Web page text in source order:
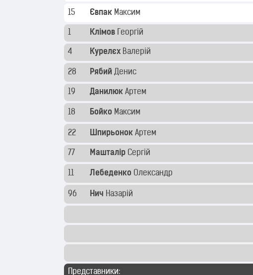
15 Євпак Максим
1 Клімов Георгій
4 Курелєх Валерій
28 Рябий Денис
19 Данилюк Артем
18 Бойко Максим
22 Шпирьонок Артем
77 Машталір Сергій
11 Лебеденко Олександр
96 Нич Назарій
Представники: